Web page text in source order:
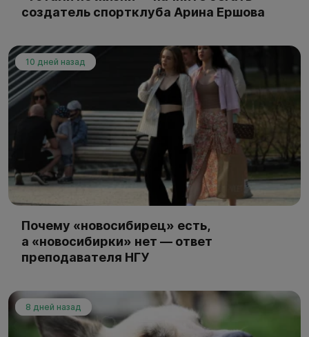
создатель спортклуба Арина Ершова
10 дней назад
Почему «новосибирец» есть,
а «новосибирки» нет — ответ
преподавателя НГУ
8 дней назад